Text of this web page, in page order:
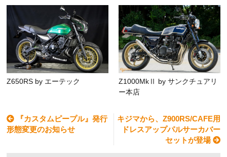
Z650RS by エーテック
Z1000MkⅡ by サンクチュアリ
ー本店
『カスタムピープル』発行
形態変更のお知らせ
キジマから、Z900RS/CAFE用
ドレスアップパルサーカバー
セットが登場